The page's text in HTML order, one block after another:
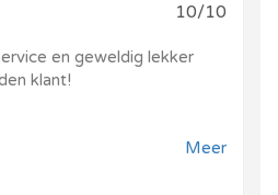
10/10
en geweldig lekker
klant!
Meer